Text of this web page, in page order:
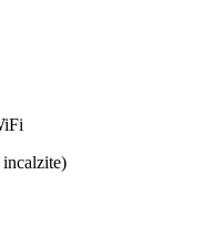
incalzite)